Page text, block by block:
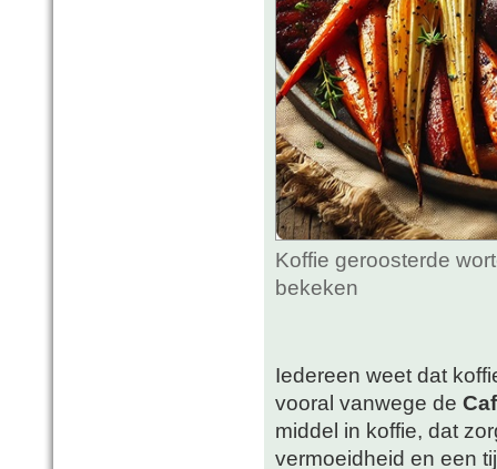
Koffie geroosterde
bekeken
Iedereen weet dat
vooral vanwege de
middel in koffie, dat
vermoeidheid en een